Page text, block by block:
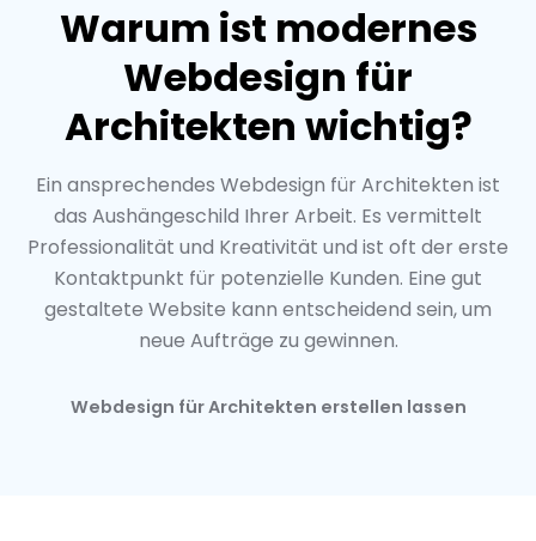
Warum ist modernes
Webdesign für
Architekten wichtig?
Ein ansprechendes Webdesign für Architekten ist
das Aushängeschild Ihrer Arbeit. Es vermittelt
Professionalität und Kreativität und ist oft der erste
Kontaktpunkt für potenzielle Kunden. Eine gut
gestaltete Website kann entscheidend sein, um
neue Aufträge zu gewinnen.
Webdesign für Architekten erstellen lassen